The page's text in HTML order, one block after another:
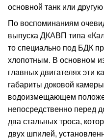
основной танк или
По воспоминаниям
выпуска ДКАВП типа
то специально под БДК
хлопотным. В основном
главных двигателях эти
габариты доковой
водоизмещающем
непосредственно перед
два стальных троса,
двух шпилей,